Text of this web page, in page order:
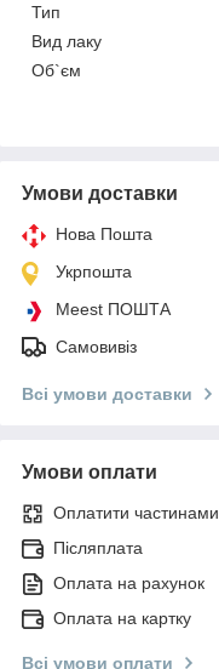
Тип
Вид лаку
Об`єм
Умови доставки
Нова Пошта
Укрпошта
Meest ПОШТА
Самовивіз
Всі умови доставки
Умови оплати
Оплатити частинами
Післяплата
Оплата на рахунок
Оплата на картку
Всі умови оплати